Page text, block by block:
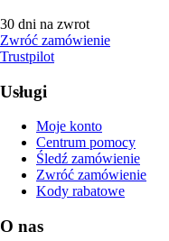
30 dni na zwrot
Zwróć zamówienie
Trustpilot
Usługi
Moje konto
Centrum pomocy
Śledź zamówienie
Zwróć zamówienie
Kody rabatowe
O nas